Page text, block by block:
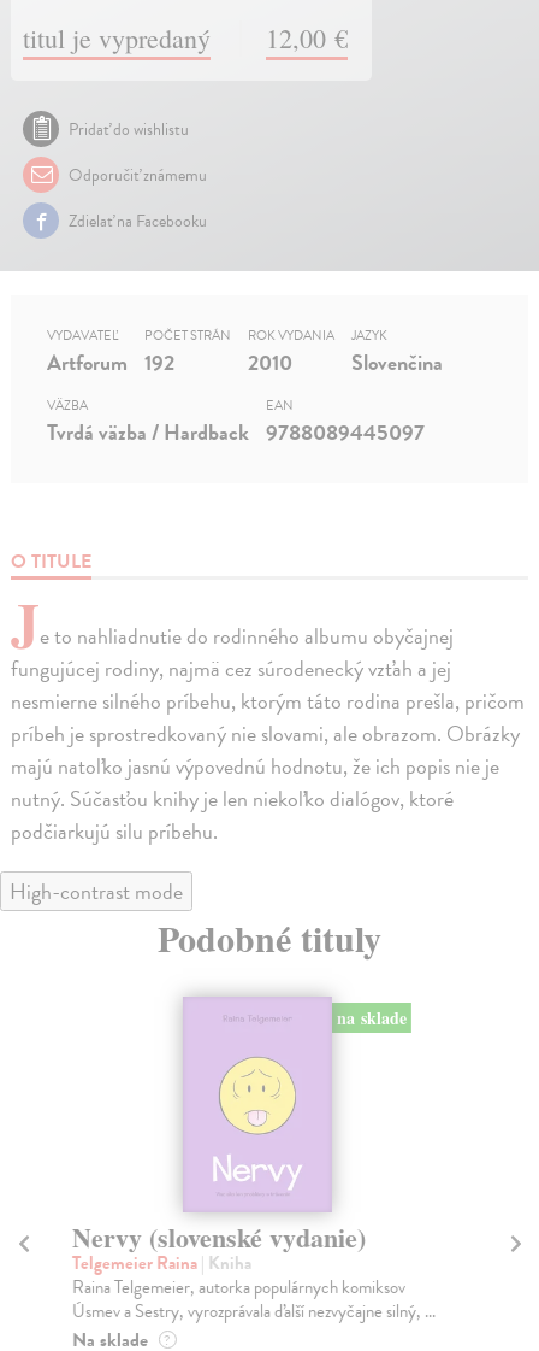
titul je vypredaný 12,00 €
Pridať do wishlistu
Odporučiť známemu
Zdielať na Facebooku
O TITULE
Je to nahliadnutie do rodinného albumu obyčajnej
fungujúcej rodiny, najmä cez súrodenecký vzťah a jej
nesmierne silného príbehu, ktorým táto rodina prešla, pričom
príbeh je sprostredkovaný nie slovami, ale obrazom. Obrázky
majú natoľko jasnú výpovednú hodnotu, že ich popis nie je
nutný. Súčasťou knihy je len niekoľko dialógov, ktoré
podčiarkujú silu príbehu.
VYDAVATEĽ
Artforum
POČET STRÁN
192
ROK VYDANIA
2010
JAZYK
Slovenčina
VÄZBA
Tvrdá väzba / Hardback
EAN
9788089445097
High-contrast mode
Podobné tituly
na sklade
Nervy (slovenské vydanie)
Telgemeier Raina| Kniha
Raina Telgemeier, autorka populárnych komiksov
Úsmev a Sestry, vyrozprávala ďalší nezvyčajne silný, ...
Na sklade ?